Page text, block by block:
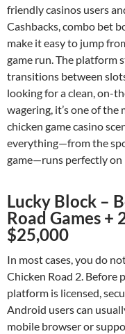
friendly casinos users
Cashbacks, combo bet
make it easy to jump
game run. The platform
transitions between
looking for a clean, on-
wagering, it’s one of
chicken game casino
everything—from the
game—runs perfectly on
Lucky Block –
Road Games +
$25,000
In most cases, you do
Chicken Road 2. Before
platform is licensed,
Android users can
mobile browser or